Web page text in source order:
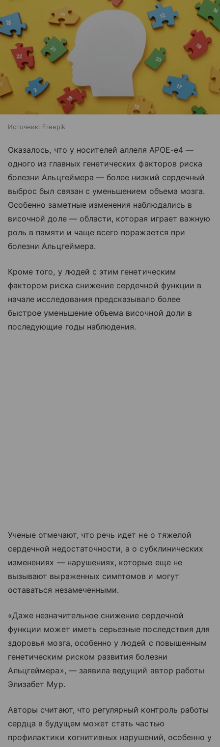
Источник: Freepik
Оказалось, что у носителей аллеля APOE-e4 —
одного из главных генетических факторов риска
болезни Альцгеймера — более низкий сердечный
выброс был связан с уменьшением объема мозга.
Особенно заметные изменения наблюдались в
височной доле — области, которая играет важную
роль в памяти и чаще всего поражается при
болезни Альцгеймера.
Кроме того, у людей с этим генетическим
фактором риска снижение сердечной функции в
начале исследования предсказывало более
быстрое уменьшение объема височной доли в
последующие годы наблюдения.
Ученые отмечают, что речь идет не о тяжелой
сердечной недостаточности, а о субклинических
изменениях — нарушениях, которые еще не
вызывают выраженных симптомов и могут
оставаться незамеченными.
«Даже незначительное снижение сердечной
функции может иметь серьезные последствия для
здоровья мозга, особенно у людей с повышенным
генетическим риском развития болезни
Альцгеймера», — заявила ведущий автор работы
Элизабет Мур.
Авторы считают, что регулярный контроль работы
сердца в будущем может стать частью
профилактики когнитивных нарушений, особенно у